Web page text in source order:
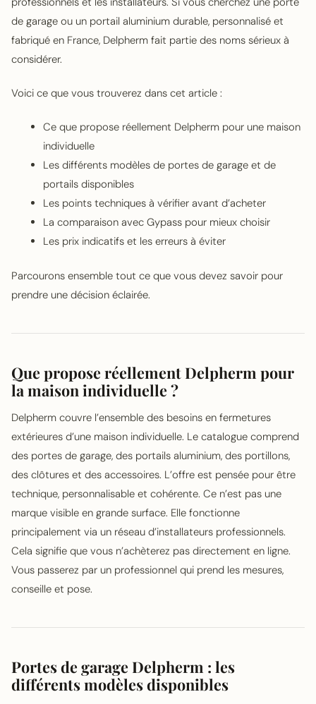
de garage ou un portail aluminium durable, personnalisé et
fabriqué en France, Delpherm fait partie des noms sérieux à
considérer.
Voici ce que vous trouverez dans cet article :
Ce que propose réellement Delpherm pour une maison
individuelle
Les différents modèles de portes de garage et de
portails disponibles
Les points techniques à vérifier avant d’acheter
La comparaison avec Gypass pour mieux choisir
Les prix indicatifs et les erreurs à éviter
Parcourons ensemble tout ce que vous devez savoir pour
prendre une décision éclairée.
Que propose réellement Delpherm pour
la maison individuelle ?
Delpherm couvre l’ensemble des besoins en fermetures
extérieures d’une maison individuelle. Le catalogue comprend
des portes de garage, des portails aluminium, des portillons,
des clôtures et des accessoires. L’offre est pensée pour être
technique, personnalisable et cohérente. Ce n’est pas une
marque visible en grande surface. Elle fonctionne
principalement via un réseau d’installateurs professionnels.
Cela signifie que vous n’achèterez pas directement en ligne.
Vous passerez par un professionnel qui prend les mesures,
conseille et pose.
Portes de garage Delpherm : les
différents modèles disponibles